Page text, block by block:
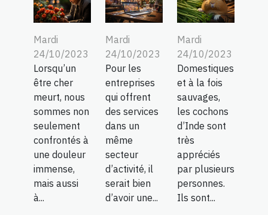
Mardi
24/10/2023
Lorsqu’un
être cher
meurt, nous
sommes non
seulement
confrontés à
une douleur
immense,
mais aussi
à...
Mardi
24/10/2023
Pour les
entreprises
qui offrent
des services
dans un
même
secteur
d’activité, il
serait bien
d’avoir une...
Mardi
24/10/2023
Domestiques
et à la fois
sauvages,
les cochons
d’Inde sont
très
appréciés
par plusieurs
personnes.
Ils sont...